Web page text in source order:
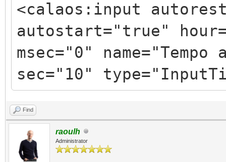
<calaos:input
autostart="true"
msec="0"
sec="10"
Find
raoulh
Administrator